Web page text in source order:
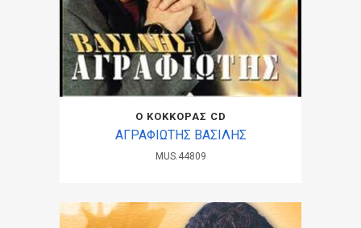
Ο ΚΟΚΚΟΡΑΣ CD
ΑΓΡΑΦΙΩΤΗΣ ΒΑΣΙΛΗΣ
MUS.44809